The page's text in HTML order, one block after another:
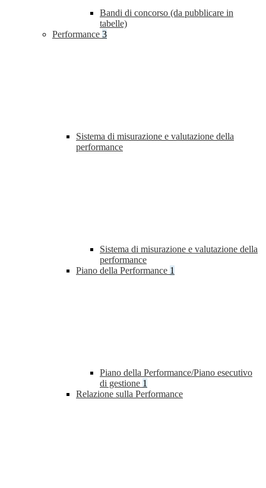
Bandi di concorso (da pubblicare in
tabelle)
Performance 3
Sistema di misurazione e valutazione della
performance
Sistema di misurazione e valutazione della
performance
Piano della Performance 1
Piano della Performance/Piano esecutivo
di gestione 1
Relazione sulla Performance